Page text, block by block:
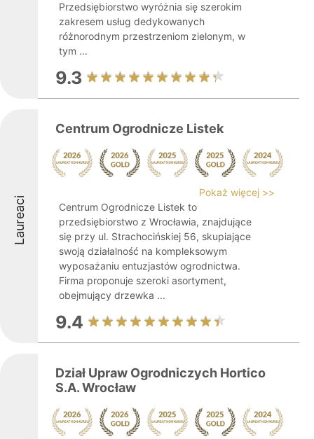
Przedsiębiorstwo wyróżnia się szerokim
zakresem usług dedykowanych
różnorodnym przestrzeniom zielonym, w
tym ...
9.3
Laureaci
Centrum Ogrodnicze Listek
Pokaż więcej >>
Centrum Ogrodnicze Listek to
przedsiębiorstwo z Wrocławia, znajdujące
się przy ul. Strachocińskiej 56, skupiające
swoją działalność na kompleksowym
wyposażaniu entuzjastów ogrodnictwa.
Firma proponuje szeroki asortyment,
obejmujący drzewka ...
9.4
Dział Upraw Ogrodniczych Hortico
S.A. Wrocław